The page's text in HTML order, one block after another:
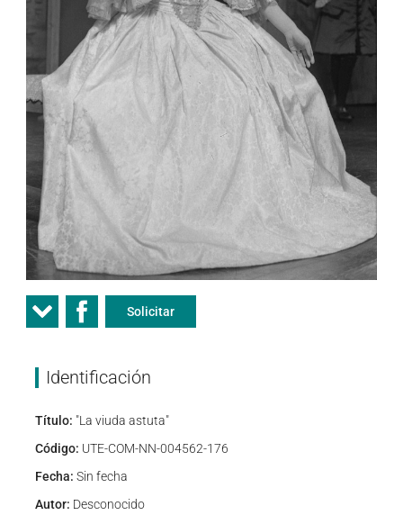
Solicitar
Identificación
Título: "La viuda astuta"
Código: UTE-COM-NN-004562-176
Fecha: Sin fecha
Autor: Desconocido